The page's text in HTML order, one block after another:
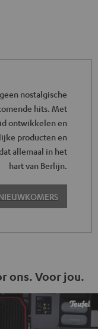
nostalgische
hits. Met
ontwikkelen en
producten en
allemaal in het
hart van Berlijn.
ons. Voor jou.